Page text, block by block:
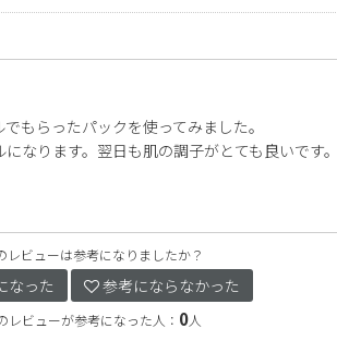
もらったパックを使ってみました。
なります。翌日も肌の調子がとても良いです
レビューは参考になりましたか？
なった 参考にならなかった
レビューが参考になった人： 0人